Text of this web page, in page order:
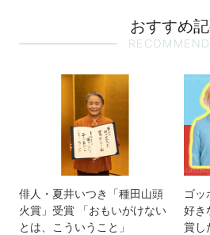
おすすめ
俳人・夏井いつき「種田山頭
火賞」受賞 「おもいがけない
とは、こういうこと」
ゴッ
好き
賞し